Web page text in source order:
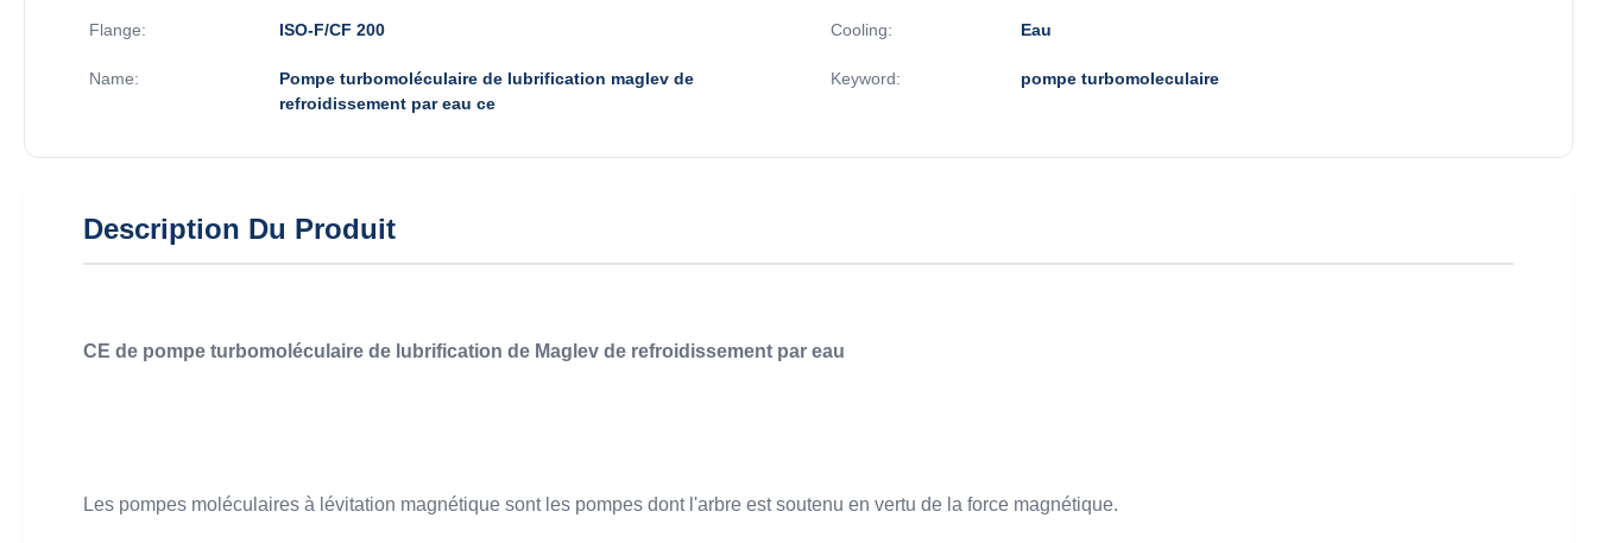
Flange: ISO-F/CF 200 Cooling: Eau
Name:
Pompe turbomoléculaire de lubrification maglev de
refroidissement par eau ce
Keyword: pompe turbomoleculaire
Description Du Produit
CE de pompe turbomoléculaire de lubrification de Maglev de refroidissement par eau
Les pompes moléculaires à lévitation magnétique sont les pompes dont l'arbre est soutenu en vertu de la force magnétique.